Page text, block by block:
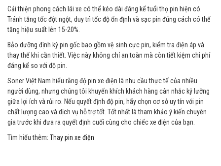
Cải thiện phong cách lái xe có thể kéo dài đáng kể tuổi thọ pin hiện có.
Tránh tăng tốc đột ngột, duy trì tốc độ ổn định và sạc pin đúng cách có thể
tăng hiệu suất lên 15-20%.
Bảo dưỡng định kỳ pin gốc bao gồm vệ sinh cực pin, kiểm tra điện áp và
thay thế khi cần thiết. Việc này không chỉ an toàn mà còn tiết kiệm chi phí
đáng kể so với độ pin.
Soner Việt Nam hiểu rằng độ pin xe điện là nhu cầu thực tế của nhiều
người dùng, nhưng chúng tôi khuyến khích khách hàng cân nhắc kỹ lưỡng
giữa lợi ích và rủi ro. Nếu quyết định độ pin, hãy chọn cơ sở uy tín với pin
chất lượng cao và dịch vụ hỗ trợ tốt. Tốt nhất là tham khảo ý kiến chuyên
gia trước khi đưa ra quyết định cuối cùng cho chiếc xe điện của bạn.
Tìm hiểu thêm: Thay pin xe điện